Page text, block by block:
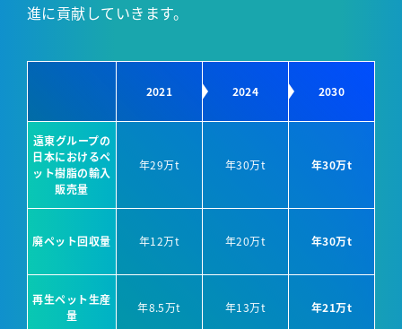
進に貢献していきます。
2021 2024 2030
遠東グループの
日本におけるペ
ット樹脂の輸入
販売量
年29万t 年30万t 年30万t
廃ペット回収量 年12万t 年20万t 年30万t
再生ペット生産
量
年8.5万t 年13万t 年21万t